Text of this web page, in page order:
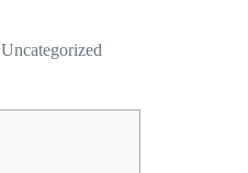
Uncategorized